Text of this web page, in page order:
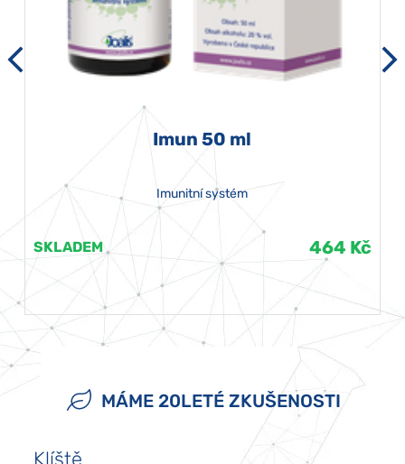
Imun 50 ml
Imunitní systém
SKLADEM 464 Kč
MÁME 20LETÉ ZKUŠENOSTI
Klíště